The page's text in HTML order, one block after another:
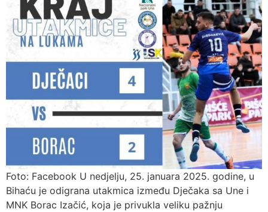
Foto: Facebook U nedjelju, 25. januara 2025. godine, u
Bihaću je odigrana utakmica između Dječaka sa Une i
MNK Borac Izačić, koja je privukla veliku pažnju